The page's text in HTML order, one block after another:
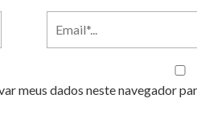
meus dados neste navegador